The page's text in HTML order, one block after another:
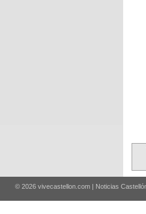
© 2026 vivecastellon.com | Noticias